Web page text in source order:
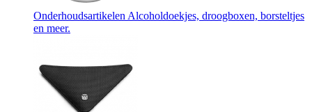
Onderhoudsartikelen Alcoholdoekjes, droogboxen, borsteltjes
en meer.